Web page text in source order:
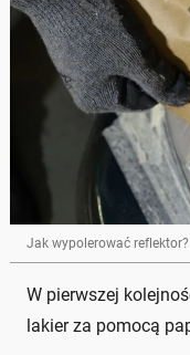
Jak wypolerować reflektor?
W pierwszej
lakier za pomocą